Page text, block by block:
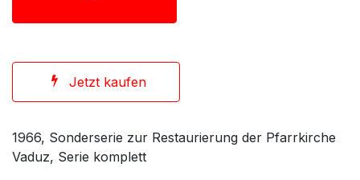
Jetzt kaufen
1966, Sonderserie zur Restaurierung der Pfarrkirche
Vaduz, Serie komplett